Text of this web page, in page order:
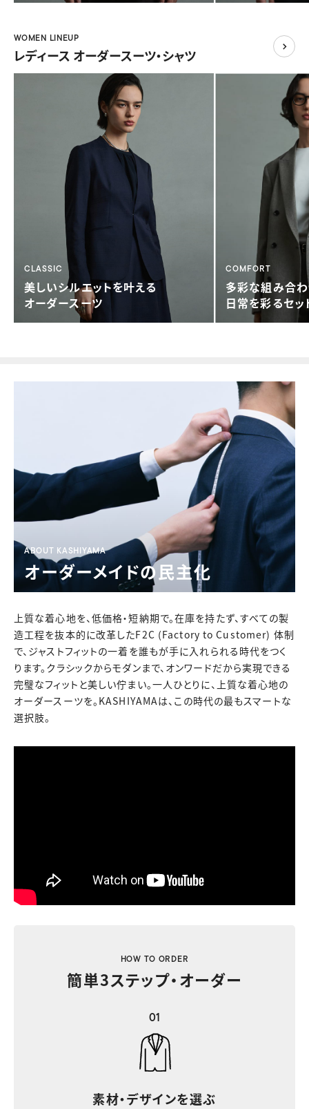
WOMEN LINEUP
レディース オーダースーツ・シャツ
CLASSIC
美しいシルエットを叶える
オーダースーツ
COMFORT
多彩な組み合
日常を彩るセッ
ABOUT KASHIYAMA
オーダーメイドの民主化
上質な着心地を、低価格・短納期で。在庫を持たず、すべての製
造工程を抜本的に改革したF2C (Factory to Customer) 体制
で、ジャストフィットの一着を誰もが手に入れられる時代をつく
ります。クラシックからモダンまで、オンワードだから実現できる
完璧なフィットと美しい佇まい。一人ひとりに、上質な着心地の
オーダースーツを。KASHIYAMAは、この時代の最もスマートな
選択肢。
HOW TO ORDER
簡単3ステップ・オーダー
01
素材・デザインを選ぶ